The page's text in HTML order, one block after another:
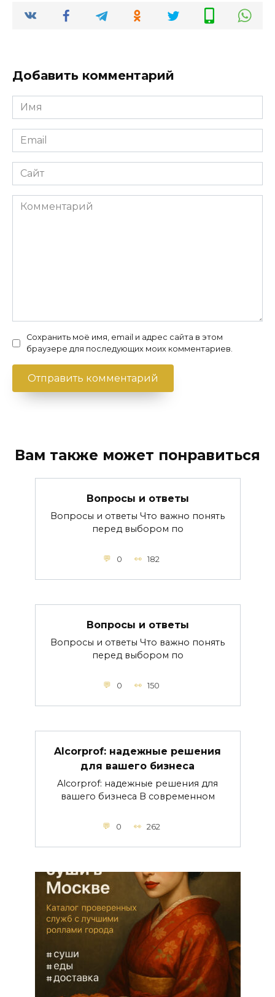
Добавить комментарий
Имя
*
Email
*
Сайт
Комментарий
Сохранить моё имя, email и адрес сайта в этом
браузере для последующих моих комментариев.
Вам также может понравиться
Вопросы и ответы
Вопросы и ответы Что важно понять
перед выбором по
0 182
Вопросы и ответы
Вопросы и ответы Что важно понять
перед выбором по
0 150
Alcorprof: надежные решения
для вашего бизнеса
Alcorprof: надежные решения для
вашего бизнеса В современном
0 262